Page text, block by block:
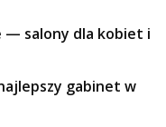
— salony dla kobiet i
gabinet w